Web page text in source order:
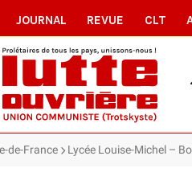
JOURNAL REVUE CLT
de-France Lycée Louise-Michel –